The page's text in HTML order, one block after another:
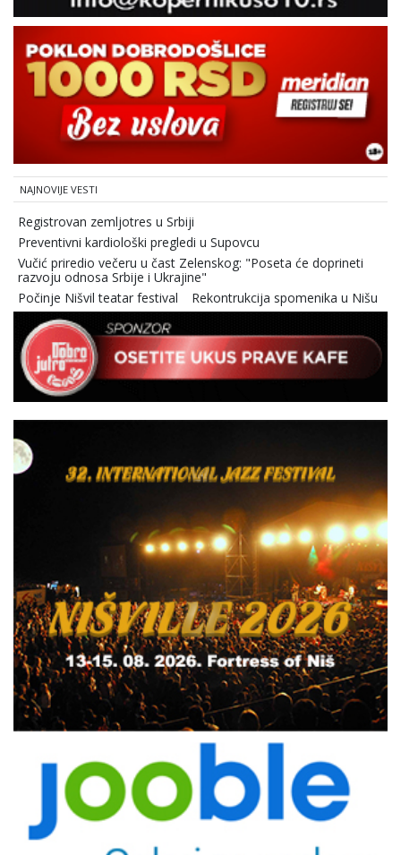
NAJNOVIJE VESTI
Registrovan zemljotres u Srbiji
Preventivni kardiološki pregledi u Supovcu
Vučić priredio večeru u čast Zelenskog: "Poseta će doprineti
razvoju odnosa Srbije i Ukrajine"
Počinje Nišvil teatar festival
Rekontrukcija spomenika u Nišu